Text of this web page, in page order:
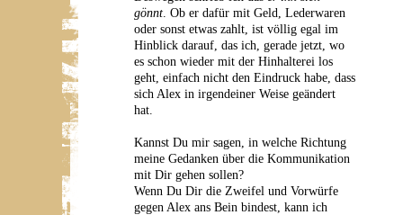
gönnt. Ob er dafür mit Geld, Lederwaren
oder sonst etwas zahlt, ist völlig egal im
Hinblick darauf, das ich, gerade jetzt, wo
es schon wieder mit der Hinhalterei los
geht, einfach nicht den Eindruck habe, dass
sich Alex in irgendeiner Weise geändert
hat.
Kannst Du mir sagen, in welche Richtung
meine Gedanken über die Kommunikation
mit Dir gehen sollen?
Wenn Du Dir die Zweifel und Vorwürfe
gegen Alex ans Bein bindest, kann ich